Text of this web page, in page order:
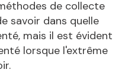
de collecte
savoir dans quelle
mais il est évident
lorsque l'extrême